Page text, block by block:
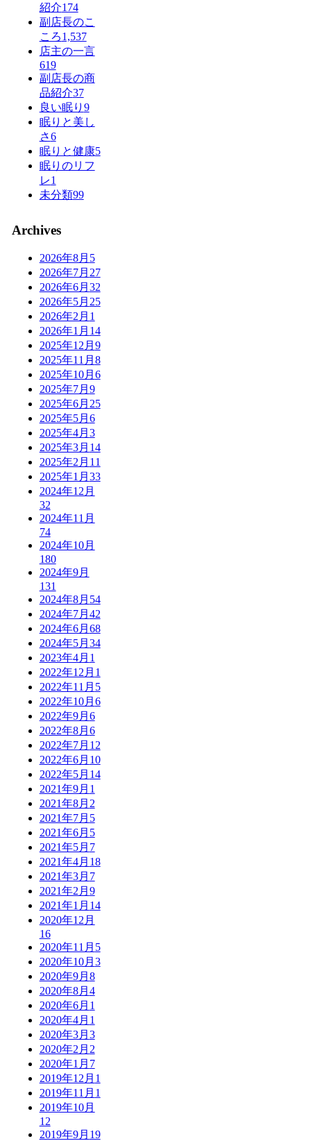
紹介174
副店長のこ
ころ1,537
店主の一言
619
副店長の商
品紹介37
良い眠り 9
眠りと美し
さ6
眠りと健康5
眠りのリフ
レ1
未分類99
Archives
2026年8月 5
2026年7月 27
2026年6月 32
2026年5月 25
2026年2月 1
2026年1月 14
2025年12月 9
2025年11月 8
2025年10月 6
2025年7月 9
2025年6月 25
2025年5月 6
2025年4月 3
2025年3月 14
2025年2月 11
2025年1月 33
2024年12月
32
2024年11月
74
2024年10月
180
2024年9月
131
2024年8月 54
2024年7月 42
2024年6月 68
2024年5月 34
2023年4月 1
2022年12月 1
2022年11月 5
2022年10月 6
2022年9月 6
2022年8月 6
2022年7月 12
2022年6月 10
2022年5月 14
2021年9月 1
2021年8月 2
2021年7月 5
2021年6月 5
2021年5月 7
2021年4月 18
2021年3月 7
2021年2月 9
2021年1月 14
2020年12月
16
2020年11月 5
2020年10月 3
2020年9月 8
2020年8月 4
2020年6月 1
2020年4月 1
2020年3月 3
2020年2月 2
2020年1月 7
2019年12月 1
2019年11月 1
2019年10月
12
2019年9月 19